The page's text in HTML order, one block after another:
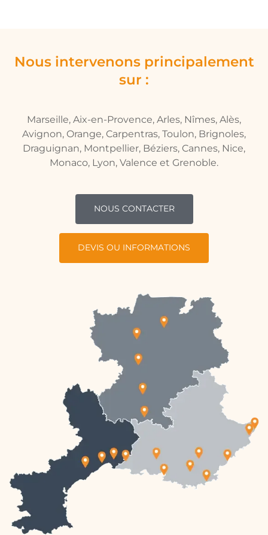
Nous intervenons principalement
sur :
Marseille, Aix-en-Provence, Arles, Nîmes, Alès,
Avignon, Orange, Carpentras, Toulon, Brignoles,
Draguignan, Montpellier, Béziers, Cannes, Nice,
Monaco, Lyon, Valence et Grenoble.
NOUS CONTACTER
DEVIS OU INFORMATIONS